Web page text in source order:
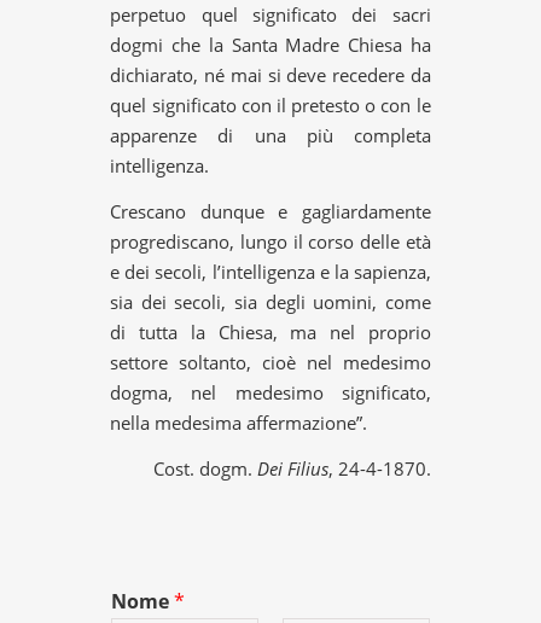
perpetuo quel significato dei sacri
dogmi che la Santa Madre Chiesa ha
dichiarato, né mai si deve recedere da
quel significato con il pretesto o con le
apparenze di una più completa
intelligenza.
Crescano dunque e gagliardamente
progrediscano, lungo il corso delle età
e dei secoli, l’intelligenza e la sapienza,
sia dei secoli, sia degli uomini, come
di tutta la Chiesa, ma nel proprio
settore soltanto, cioè nel medesimo
dogma, nel medesimo significato,
nella medesima affermazione”.
Cost. dogm. Dei Filius, 24-4-1870.
Nome*